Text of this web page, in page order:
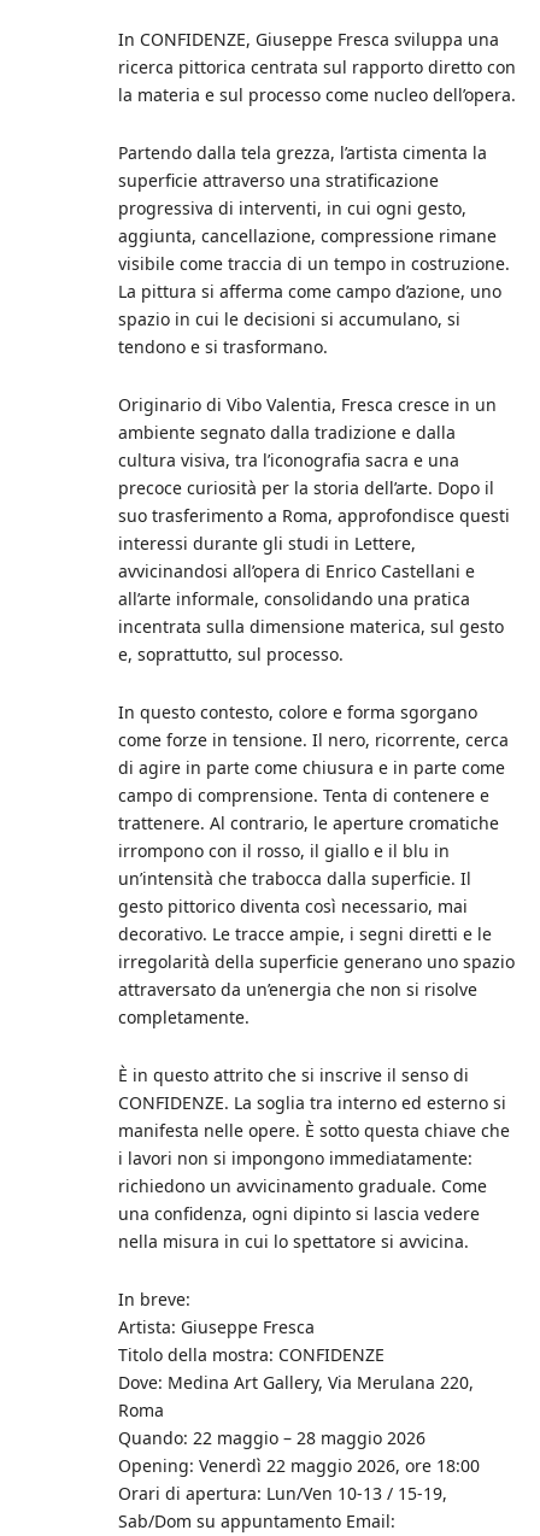
In CONFIDENZE, Giuseppe Fresca sviluppa una
ricerca pittorica centrata sul rapporto diretto con
la materia e sul processo come nucleo dell’opera.
Partendo dalla tela grezza, l’artista cimenta la
superficie attraverso una stratificazione
progressiva di interventi, in cui ogni gesto,
aggiunta, cancellazione, compressione rimane
visibile come traccia di un tempo in costruzione.
La pittura si afferma come campo d’azione, uno
spazio in cui le decisioni si accumulano, si
tendono e si trasformano.
Originario di Vibo Valentia, Fresca cresce in un
ambiente segnato dalla tradizione e dalla
cultura visiva, tra l’iconografia sacra e una
precoce curiosità per la storia dell’arte. Dopo il
suo trasferimento a Roma, approfondisce questi
interessi durante gli studi in Lettere,
avvicinandosi all’opera di Enrico Castellani e
all’arte informale, consolidando una pratica
incentrata sulla dimensione materica, sul gesto
e, soprattutto, sul processo.
In questo contesto, colore e forma sgorgano
come forze in tensione. Il nero, ricorrente, cerca
di agire in parte come chiusura e in parte come
campo di comprensione. Tenta di contenere e
trattenere. Al contrario, le aperture cromatiche
irrompono con il rosso, il giallo e il blu in
un’intensità che trabocca dalla superficie. Il
gesto pittorico diventa così necessario, mai
decorativo. Le tracce ampie, i segni diretti e le
irregolarità della superficie generano uno spazio
attraversato da un’energia che non si risolve
completamente.
È in questo attrito che si inscrive il senso di
CONFIDENZE. La soglia tra interno ed esterno si
manifesta nelle opere. È sotto questa chiave che
i lavori non si impongono immediatamente:
richiedono un avvicinamento graduale. Come
una confidenza, ogni dipinto si lascia vedere
nella misura in cui lo spettatore si avvicina.
In breve:
Artista: Giuseppe Fresca
Titolo della mostra: CONFIDENZE
Dove: Medina Art Gallery, Via Merulana 220,
Roma
Quando: 22 maggio – 28 maggio 2026
Opening: Venerdì 22 maggio 2026, ore 18:00
Orari di apertura: Lun/Ven 10-13 / 15-19,
Sab/Dom su appuntamento Email: